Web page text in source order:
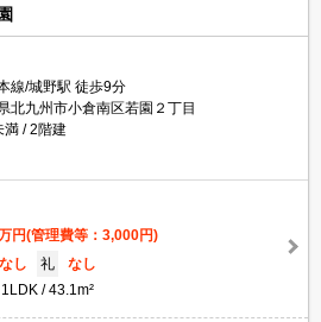
線/城野駅 徒歩9分
北九州市小倉南区若園２丁目
満
2階建
円(管理費等：3,000円)
なし 礼
なし
1LDK 43.1m²